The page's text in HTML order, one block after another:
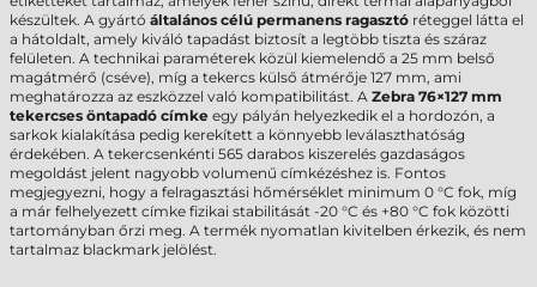
készültek. A gyártó általános célú permanens ragasztó réteggel látta el
a hátoldalt, amely kiváló tapadást biztosít a legtöbb tiszta és száraz
felületen. A technikai paraméterek közül kiemelendő a 25 mm belső
magátmérő (cséve), míg a tekercs külső átmérője 127 mm, ami
meghatározza az eszközzel való kompatibilitást. A Zebra 76×127 mm
tekercses öntapadó címke egy pályán helyezkedik el a hordozón, a
sarkok kialakítása pedig kerekített a könnyebb leválaszthatóság
érdekében. A tekercsenkénti 565 darabos kiszerelés gazdaságos
megoldást jelent nagyobb volumenű címkézéshez is. Fontos
megjegyezni, hogy a felragasztási hőmérséklet minimum 0 °C fok, míg
a már felhelyezett címke fizikai stabilitását -20 °C és +80 °C fok közötti
tartományban őrzi meg. A termék nyomatlan kivitelben érkezik, és nem
tartalmaz blackmark jelölést.